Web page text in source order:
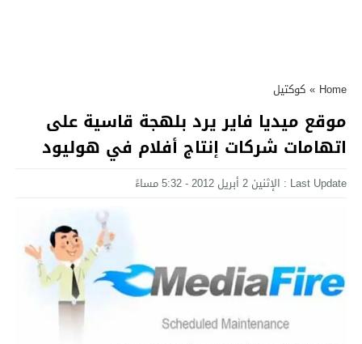
Home
» كوكتيل
موقع ميديا فاير يرد بلهجة قاسية على
اتهامات شركات إنتاج أفلام في هوليود
Last Update : الإثنين 2 أبريل 2012 - 5:32 مساءً